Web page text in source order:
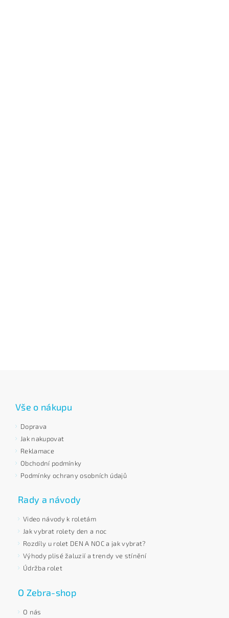
Vše o nákupu
Doprava
Jak nakupovat
Reklamace
Obchodní podmínky
Podmínky ochrany osobních údajů
Rady a návody
Video návody k roletám
Jak vybrat rolety den a noc
Rozdíly u rolet DEN A NOC a jak vybrat?
Výhody plisé žaluzií a trendy ve stínění
Údržba rolet
O Zebra-shop
O nás